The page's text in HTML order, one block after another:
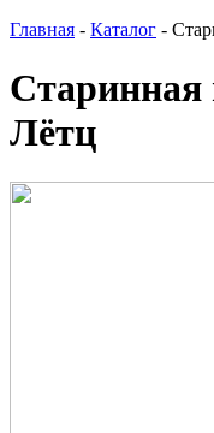
Главная - Каталог -
Старинная
Лётц